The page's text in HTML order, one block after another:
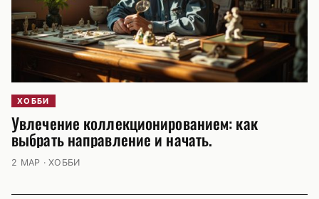
ХОББИ
Увлечение коллекционированием: как
выбрать направление и начать.
2 МАР · ХОББИ